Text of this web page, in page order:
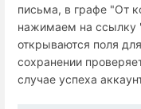
письма, в графе "От
нажимаем на ссылку
открываются поля
сохранении
случае успеха